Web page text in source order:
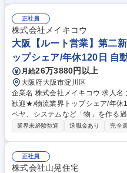
正社員
株式会社メイキコウ
大阪【ルート営業】第二
ップシェア/年休120日 自
月給26万3880円以上
大阪府大阪市淀川区
企業名 株式会社メイキコウ 求人名 大阪【ルート営業】第二新卒・未経験
歓迎★/物流業界トップシェア/年休120日 仕事の内容 シザーリ
ベヤ、システムなど「物」を作る
発・製造を行う弊社にて、既存顧
設計・製造部署と打ち合わせを重
製造部署とともに納期調整、商品
業界未経験歓迎 退職金あり 完全
正社員
株式会社山晃住宅